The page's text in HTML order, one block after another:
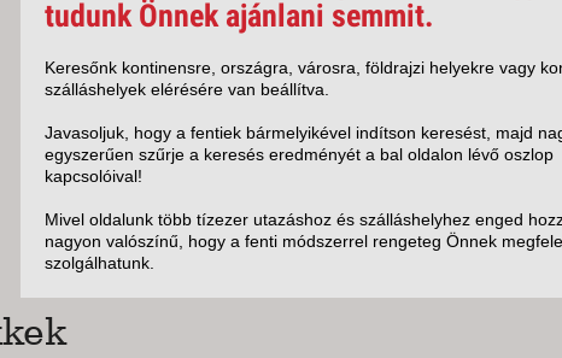
KÖZVETLEN
TENGERPARTI
SZÁLLODÁK
CSÚSZDÁVAL
BUDAVÁR TOURS
tudunk Önnek ajánlani semmit.
Keresőnk kontinensre, országra, városra, földrajzi helyekre vagy
szálláshelyek elérésére van beállítva.
Javasoljuk, hogy a fentiek bármelyikével indítson keresést, majd
egyszerűen szűrje a keresés eredményét a bal oldalon lévő oszlop
kapcsolóival!
Mivel oldalunk több tízezer utazáshoz és szálláshelyhez enged
nagyon valószínű, hogy a fenti módszerrel rengeteg Önnek
szolgálhatunk.